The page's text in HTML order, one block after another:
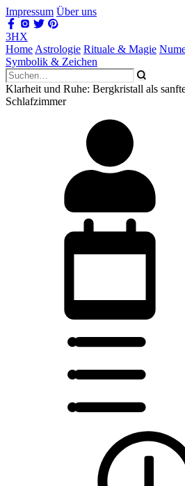
Impressum Über uns
3HX
Home Astrologie Rituale & Magie
Symbolik & Zeichen
Klarheit und Ruhe: Bergkristall als
Schlafzimmer